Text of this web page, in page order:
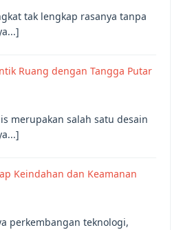
tak lengkap rasanya tanpa
Ruang dengan Tangga Putar
merupakan salah satu desain
Keindahan dan Keamanan
perkembangan teknologi,